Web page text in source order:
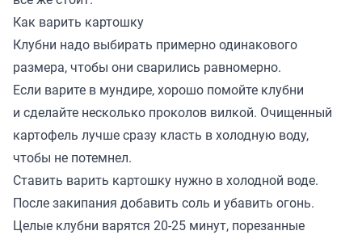
Как варить картошку
Клубни надо выбирать примерно одинакового
размера, чтобы они сварились равномерно.
Если варите в мундире, хорошо помойте клубни
и сделайте несколько проколов вилкой. Очищенный
картофель лучше сразу класть в холодную воду,
чтобы не потемнел.
Ставить варить картошку нужно в холодной воде.
После закипания добавить соль и убавить огонь.
Целые клубни варятся 20-25 минут, порезанные